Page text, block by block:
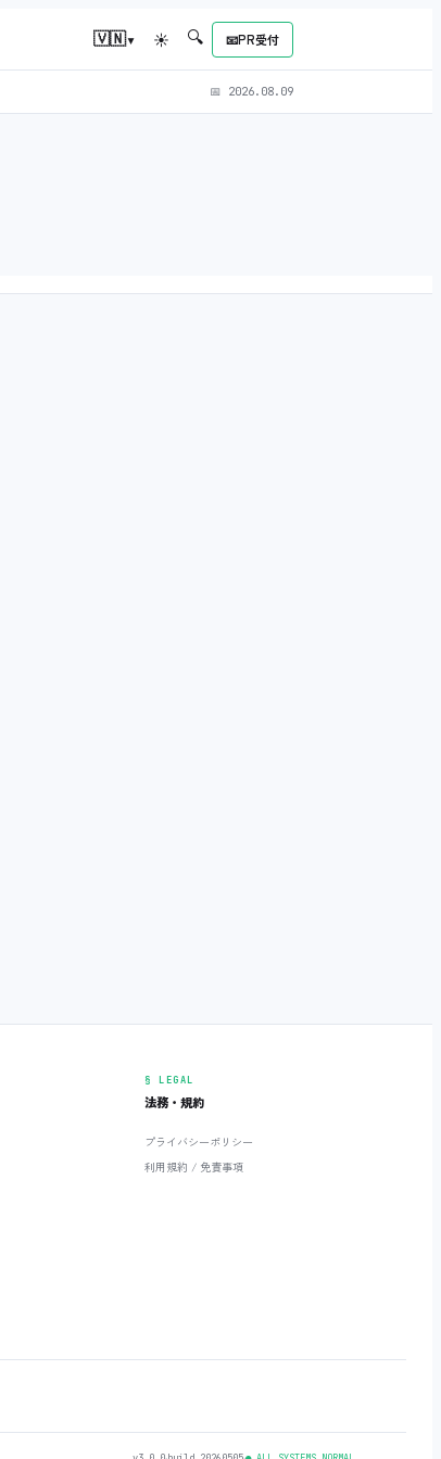
🇻🇳▾ ☀ 🔍 📧PR受付
📅 2026.08.09
§ LEGAL
法務・規約
プライバシーポリシー
利用規約 / 免責事項